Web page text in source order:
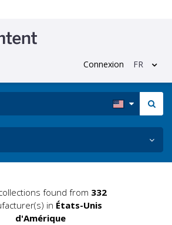
Connexion FR
found from 332
in États-Unis
d'Amérique